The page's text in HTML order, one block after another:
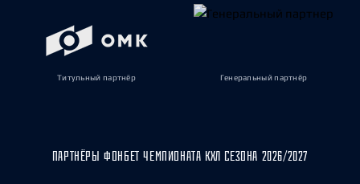
Титульный партнёр Генеральный партнёр
ПАРТНЁРЫ ФОНБЕТ ЧЕМПИОНАТА КХЛ СЕЗОНА 2026/2027